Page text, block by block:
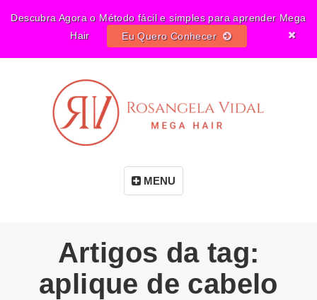
Descubra Agora o Método fácil e simples para aprender Mega
Hair
Eu Quero Conhecer
MENU
Artigos da tag:
aplique de cabelo